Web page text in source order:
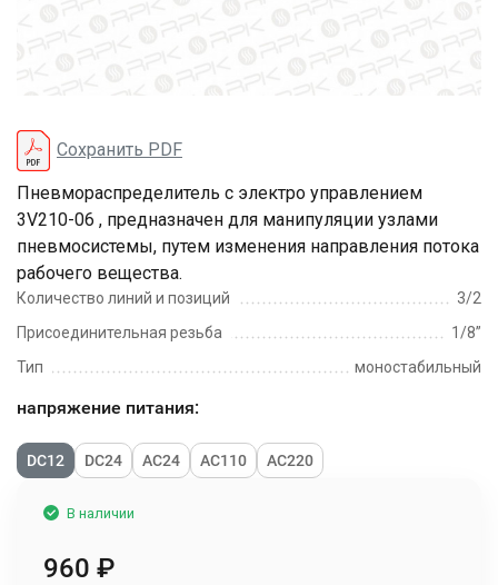
Сохранить PDF
Пневмораспределитель с электро управлением
3V210-06 , предназначен для манипуляции узлами
пневмосистемы, путем изменения направления потока
рабочего вещества.
Количество линий и позиций
3/2
Присоединительная резьба
1/8”
Тип
моностабильный
напряжение питания:
DC12 DC24 AC24 AC110 AC220
В наличии
960 ₽